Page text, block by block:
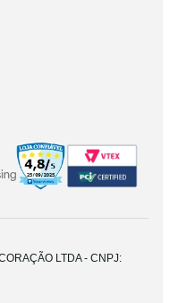
LTDA - CNPJ: